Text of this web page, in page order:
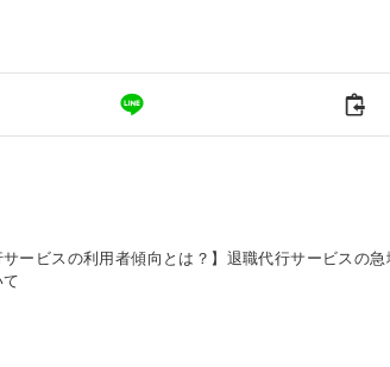
サービスの利用者傾向とは？】退職代行サービスの